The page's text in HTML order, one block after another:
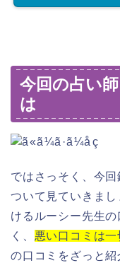
今回の占い
は
ではさっそく、今
ついて見ていきまし
けるルーシー先生
く、 悪い口コミは一
の口コミをざっと紹